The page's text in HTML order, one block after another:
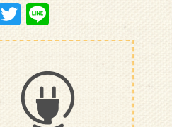
Facebook
Twitter